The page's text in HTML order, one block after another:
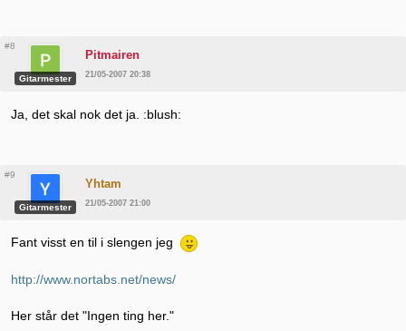
#8
Gitarmester
Pitmairen
21/05-2007 20:38
Ja, det skal nok det ja. :blush:
#9
Gitarmester
Yhtam
21/05-2007 21:00
Fant visst en til i slengen jeg
http://www.nortabs.net/news/
Her står det "Ingen ting her."